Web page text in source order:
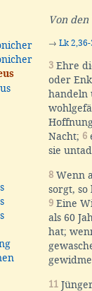
Von
→ Lk 2,36-
3 Ehre
oder
handeln
Nacht; 6
sie
8 Wenn
sorgt,
9 Eine
als 60
hat;
11